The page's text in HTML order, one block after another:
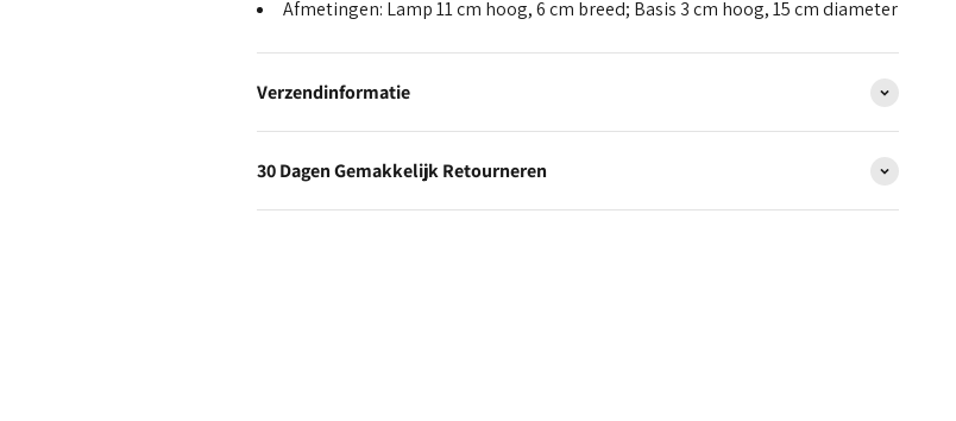
Afmetingen: Lamp 11 cm hoog, 6 cm breed; Basis 3 cm hoog, 15 cm diameter
Verzendinformatie
30 Dagen Gemakkelijk Retourneren